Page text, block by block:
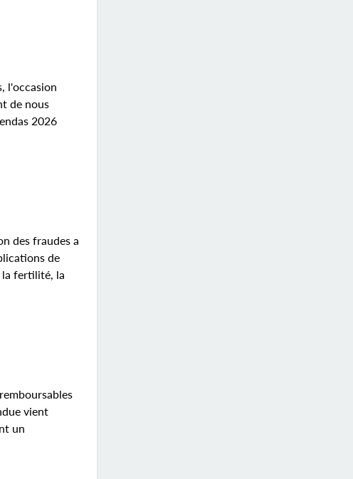
l'occasion
de nous
2026
des fraudes a
de
la fertilité, la
vient
un